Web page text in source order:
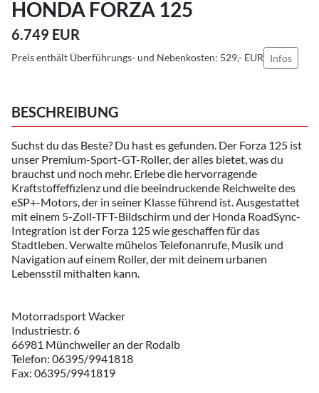
HONDA FORZA 125
6.749 EUR
Preis enthält Überführungs- und Nebenkosten: 529,- EUR Infos
BESCHREIBUNG
Suchst du das Beste? Du hast es gefunden. Der Forza 125 ist
unser Premium-Sport-GT-Roller, der alles bietet, was du
brauchst und noch mehr. Erlebe die hervorragende
Kraftstoffeffizienz und die beeindruckende Reichweite des
eSP+-Motors, der in seiner Klasse führend ist. Ausgestattet
mit einem 5-Zoll-TFT-Bildschirm und der Honda RoadSync-
Integration ist der Forza 125 wie geschaffen für das
Stadtleben. Verwalte mühelos Telefonanrufe, Musik und
Navigation auf einem Roller, der mit deinem urbanen
Lebensstil mithalten kann.
Motorradsport Wacker
Industriestr. 6
66981 Münchweiler an der Rodalb
Telefon: 06395/9941818
Fax: 06395/9941819